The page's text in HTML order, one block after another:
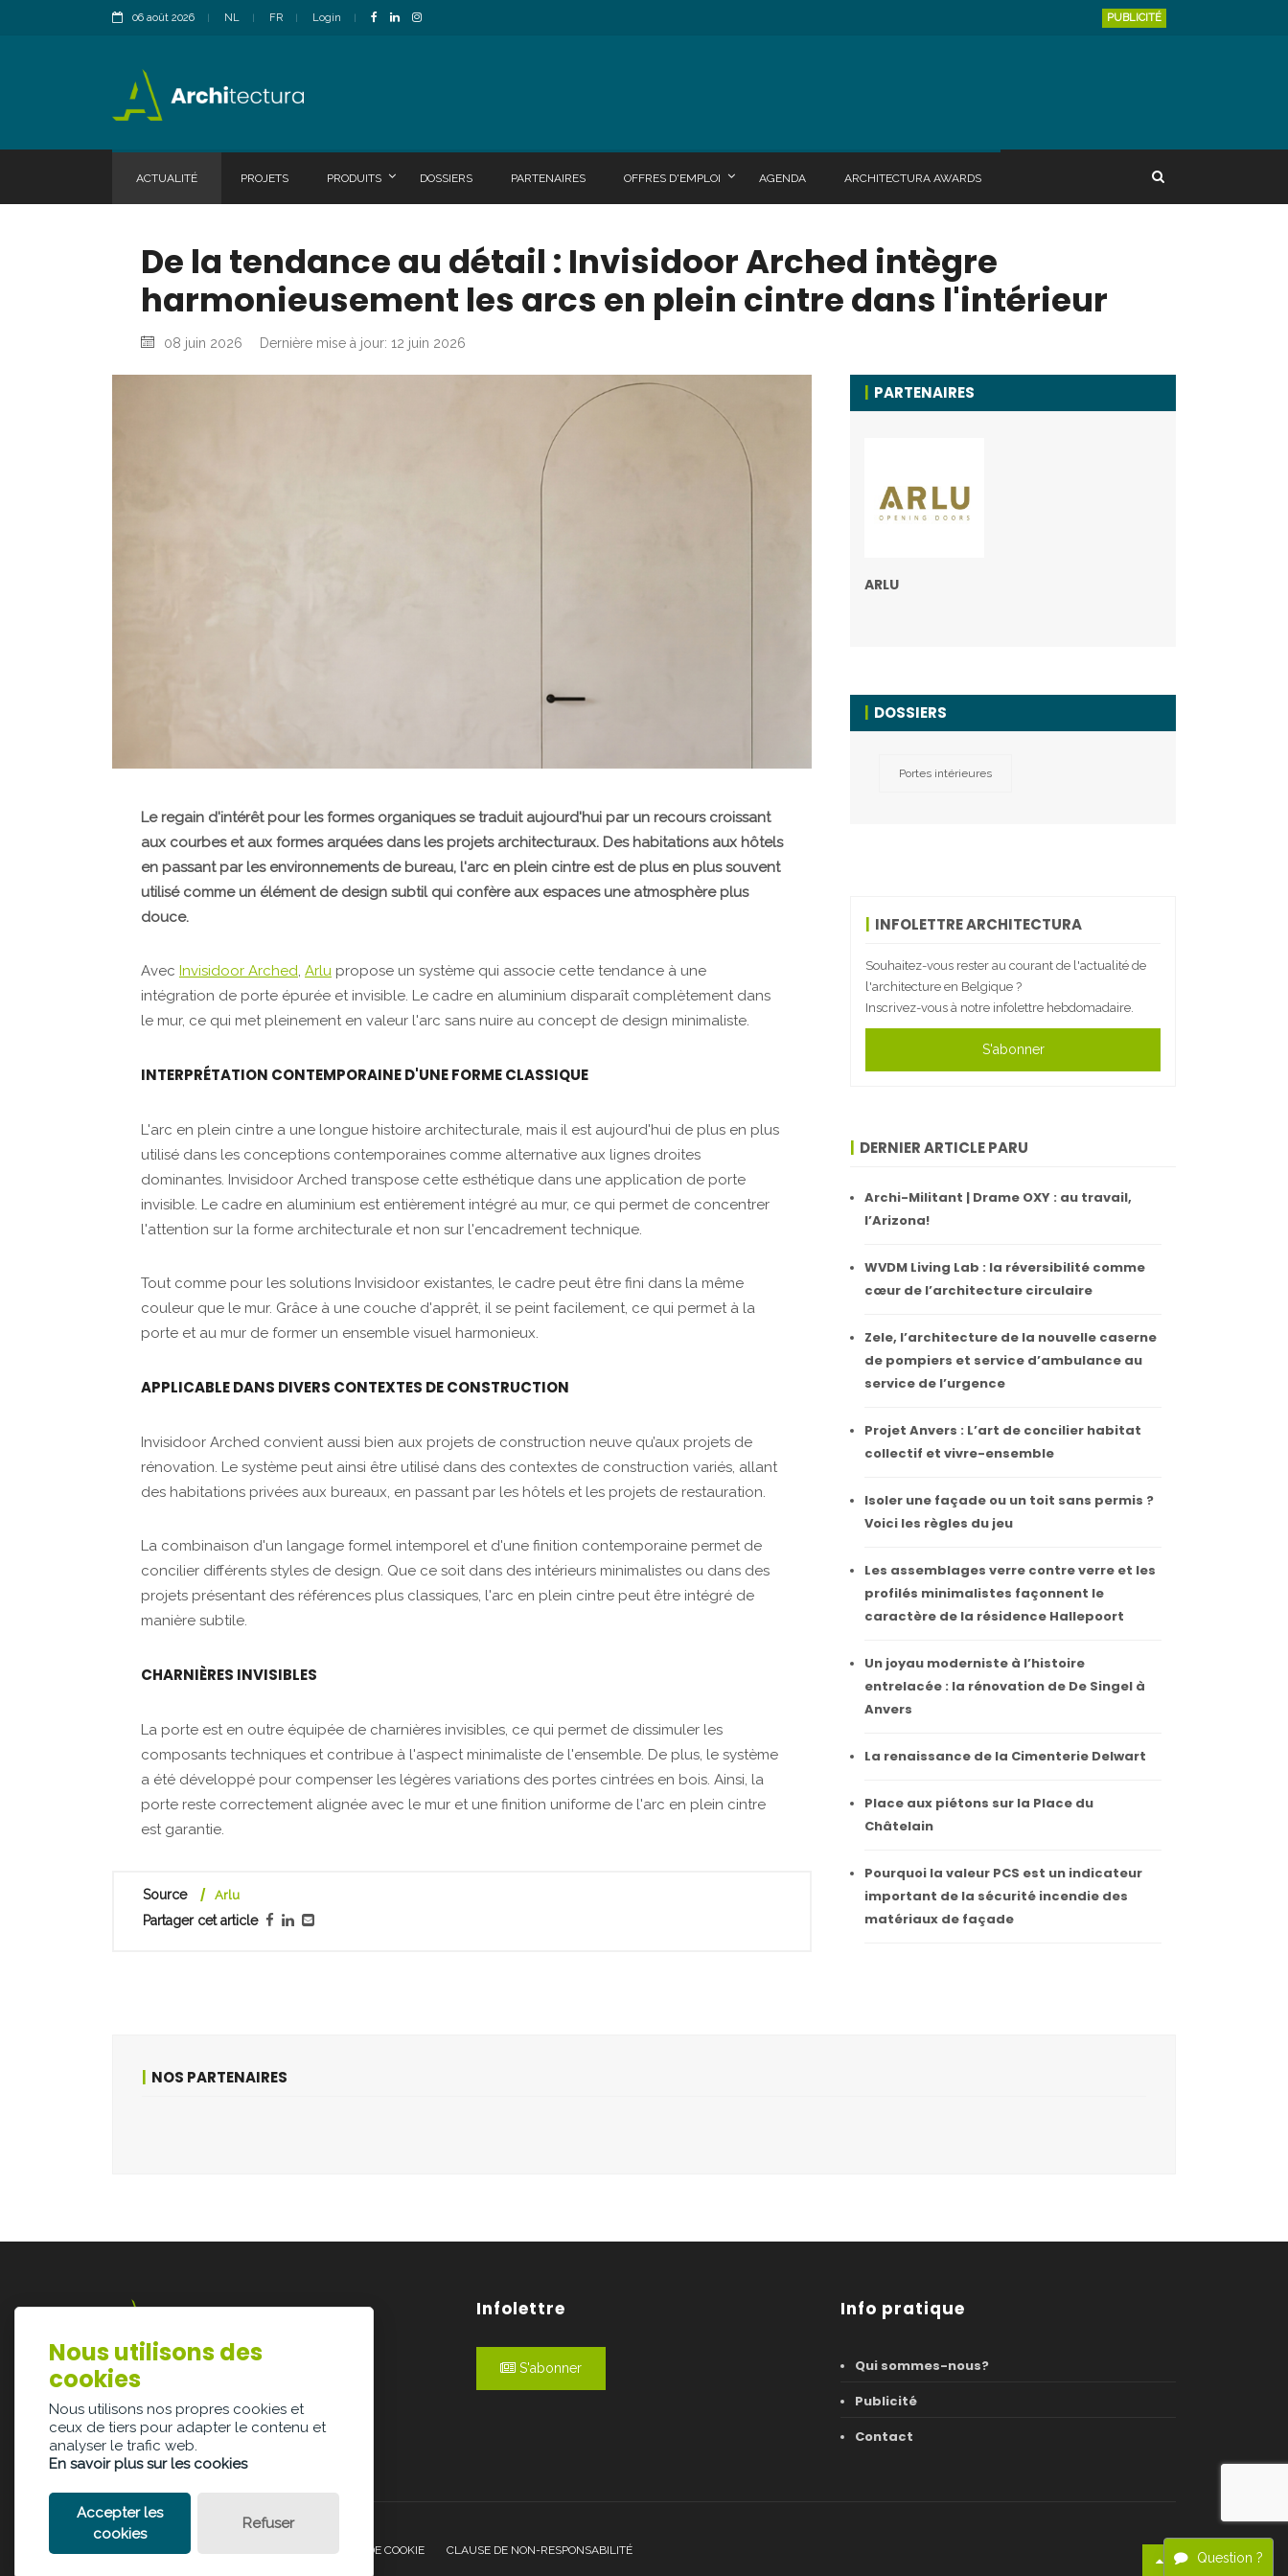
06 août 2026 NL FR Login PUBLICITÉ
ACTUALITÉ PROJETS PRODUITS DOSSIERS PARTENAIRES OFFRES D'EMPLOI AGENDA ARCHITECTURA AWARDS
Question ?
De la tendance au détail : Invisidoor Arched intègre
harmonieusement les arcs en plein cintre dans l'intérieur
08 juin 2026 Dernière mise à jour: 12 juin 2026
Le regain d'intérêt pour les formes organiques se traduit aujourd'hui par un recours croissant
aux courbes et aux formes arquées dans les projets architecturaux. Des habitations aux hôtels
en passant par les environnements de bureau, l'arc en plein cintre est de plus en plus souvent
utilisé comme un élément de design subtil qui confère aux espaces une atmosphère plus
douce.
Avec Invisidoor Arched, Arlu propose un système qui associe cette tendance à une
intégration de porte épurée et invisible. Le cadre en aluminium disparaît complètement dans
le mur, ce qui met pleinement en valeur l'arc sans nuire au concept de design minimaliste.
INTERPRÉTATION CONTEMPORAINE D'UNE FORME CLASSIQUE
L'arc en plein cintre a une longue histoire architecturale, mais il est aujourd'hui de plus en plus
utilisé dans les conceptions contemporaines comme alternative aux lignes droites
dominantes. Invisidoor Arched transpose cette esthétique dans une application de porte
invisible. Le cadre en aluminium est entièrement intégré au mur, ce qui permet de concentrer
l'attention sur la forme architecturale et non sur l'encadrement technique.
Tout comme pour les solutions Invisidoor existantes, le cadre peut être fini dans la même
couleur que le mur. Grâce à une couche d'apprêt, il se peint facilement, ce qui permet à la
porte et au mur de former un ensemble visuel harmonieux.
APPLICABLE DANS DIVERS CONTEXTES DE CONSTRUCTION
Invisidoor Arched convient aussi bien aux projets de construction neuve qu’aux projets de
rénovation. Le système peut ainsi être utilisé dans des contextes de construction variés, allant
des habitations privées aux bureaux, en passant par les hôtels et les projets de restauration.
La combinaison d'un langage formel intemporel et d'une finition contemporaine permet de
concilier différents styles de design. Que ce soit dans des intérieurs minimalistes ou dans des
projets présentant des références plus classiques, l'arc en plein cintre peut être intégré de
manière subtile.
CHARNIÈRES INVISIBLES
La porte est en outre équipée de charnières invisibles, ce qui permet de dissimuler les
composants techniques et contribue à l'aspect minimaliste de l'ensemble. De plus, le système
a été développé pour compenser les légères variations des portes cintrées en bois. Ainsi, la
porte reste correctement alignée avec le mur et une finition uniforme de l'arc en plein cintre
est garantie.
Source Arlu
Partager cet article
PARTENAIRES
ARLU
DOSSIERS
Portes intérieures
INFOLETTRE ARCHITECTURA
Souhaitez-vous rester au courant de l'actualité de
l'architecture en Belgique ?
Inscrivez-vous à notre infolettre hebdomadaire.
S'abonner
DERNIER ARTICLE PARU
Archi-Militant | Drame OXY : au travail,
l’Arizona!
WVDM Living Lab : la réversibilité comme
cœur de l’architecture circulaire
Zele, l’architecture de la nouvelle caserne
de pompiers et service d’ambulance au
service de l’urgence
Projet Anvers : L’art de concilier habitat
collectif et vivre-ensemble
Isoler une façade ou un toit sans permis ?
Voici les règles du jeu
Les assemblages verre contre verre et les
profilés minimalistes façonnent le
caractère de la résidence Hallepoort
Un joyau moderniste à l’histoire
entrelacée : la rénovation de De Singel à
Anvers
La renaissance de la Cimenterie Delwart
Place aux piétons sur la Place du
Châtelain
Pourquoi la valeur PCS est un indicateur
important de la sécurité incendie des
matériaux de façade
NOS PARTENAIRES
Lazarijstraat 168
3500 Hasselt
Infolettre
S'abonner
Info pratique
Qui sommes-nous?
Publicité
Contact
POLITIQUE DE CONFIDENTIALITÉ POLITIQUE DE COOKIE CLAUSE DE NON-RESPONSABILITÉ
Nous utilisons des
cookies
Nous utilisons nos propres cookies et
ceux de tiers pour adapter le contenu et
analyser le trafic web.
En savoir plus sur les cookies
Accepter les
cookies
Refuser